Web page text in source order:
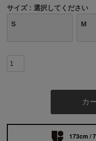
サイズ 選択してください
S M
カ
173cm /